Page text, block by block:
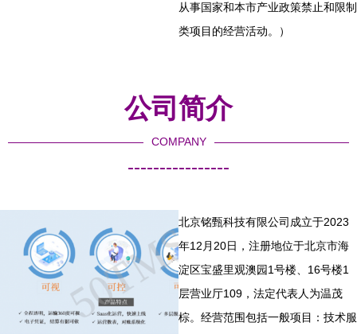
从事国家和本市产业政策禁止和限制
类项目的经营活动。）
公司简介
COMPANY
----------------
北京铭甄科技有限公司成立于2023
年12月20日，注册地位于北京市海
淀区宝盛里观澳园1号楼、16号楼1
层营业厅109，法定代表人为温茂
棕。经营范围包括一般项目：技术服